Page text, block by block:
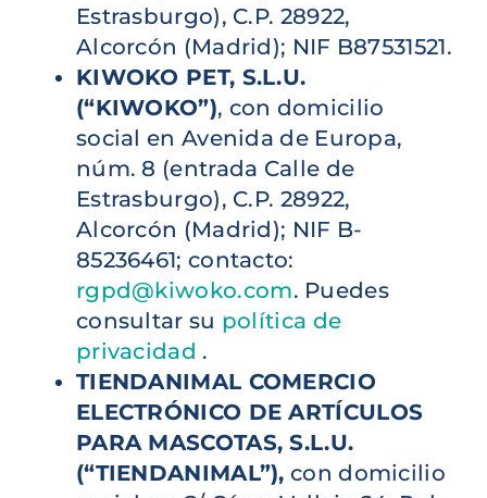
Estrasburgo), C.P. 28922,
Alcorcón (Madrid); NIF B87531521.
KIWOKO PET, S.L.U.
(“KIWOKO”), con domicilio
social en Avenida de Europa,
núm. 8 (entrada Calle de
Estrasburgo), C.P. 28922,
Alcorcón (Madrid); NIF B-
85236461; contacto:
rgpd@kiwoko.com. Puedes
consultar su política de
privacidad .
TIENDANIMAL COMERCIO
ELECTRÓNICO DE ARTÍCULOS
PARA MASCOTAS, S.L.U.
(“TIENDANIMAL”), con domicilio